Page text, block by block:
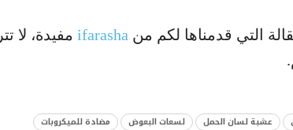
التي قدمناها لكم من ifarasha مفيدة، لا
عشبة لسان الحمل لسعات البعوض مضادة للميكروبات